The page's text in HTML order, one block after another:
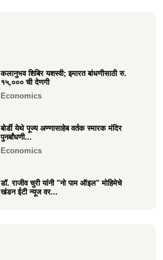
वक्रतुंड ऍग्रो याचे उद्घाटन, माहीम
Business
कलानुभव शिबिर यशस्वी; इमारत बांधणीसाठी रु.
१५,००० ची देणगी
Economics
बोर्डी येथे पूज्य अण्णासाहेब वर्तक स्मारक मंदिर
पुनर्बांधणी...
Economics
डॉ. राजीव चुरी यांनी "नो पाम ऑइल" मोहिमेचे
खंडन ईटी न्यूज वर...